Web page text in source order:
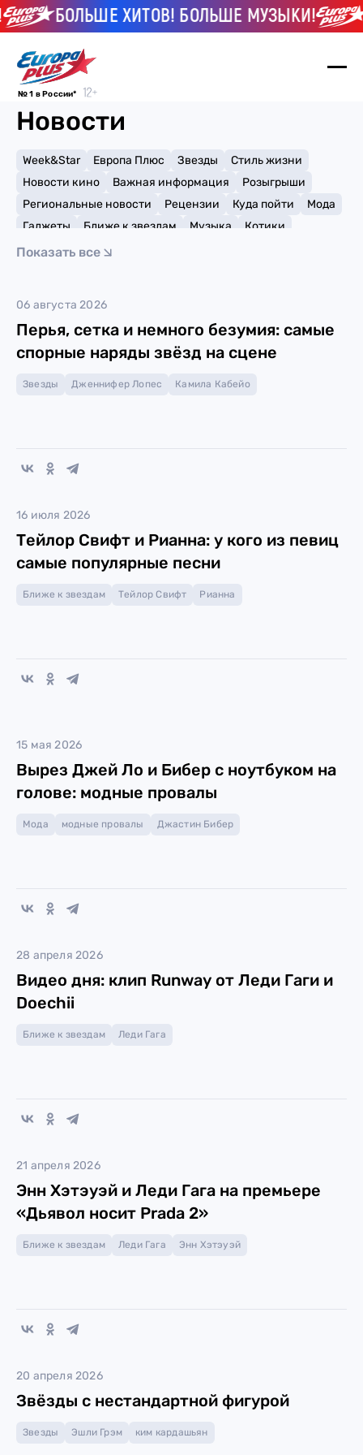
БОЛЬШЕ ХИТОВ! БОЛЬШЕ МУЗЫКИ!
№ 1 в России*
Новости
Week&Star Европа Плюс Звезды
Стиль жизни
Новости кино
Важная информация
Розыгрыши
Региональные новости
Рецензии Куда пойти
Мода
Гаджеты
Ближе к звездам Музыка
Котики
Мемы и тренды
Показать все
06 августа 2026
Перья, сетка и немного безумия: самые
спорные наряды звёзд на сцене
Звезды Дженнифер Лопес Камила Кабейо
16 июля 2026
Тейлор Свифт и Рианна: у кого из певиц
самые популярные песни
Ближе к звездам Тейлор Свифт Рианна
15 мая 2026
Вырез Джей Ло и Бибер с ноутбуком на
голове: модные провалы
Мода модные провалы Джастин Бибер
28 апреля 2026
Видео дня: клип Runway от Леди Гаги и
Doechii
Ближе к звездам Леди Гага
21 апреля 2026
Энн Хэтэуэй и Леди Гага на премьере
«Дьявол носит Prada 2»
Ближе к звездам Леди Гага Энн Хэтэуэй
20 апреля 2026
Звёзды с нестандартной фигурой
Звезды Эшли Грэм ким кардашьян